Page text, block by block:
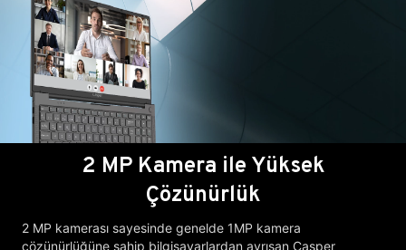
2 MP Kamera ile Yüksek
Çözünürlük
2 MP kamerası sayesinde genelde 1MP kamera
çözünürlüğüne sahip bilgisayarlardan ayrışan Casper